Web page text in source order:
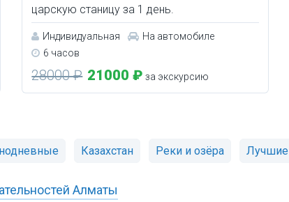
царскую станицу за 1 день.
Индивидуальная
На автомобиле
6 часов
28000 ₽ 21000 ₽ за экскурсию
Казахстан Реки и озёра Лучшие
Алматы